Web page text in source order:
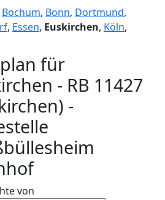
Bochum, Bonn, Dortmund,
, Essen, Euskirchen, Köln,
für
- RB 11427
-
von